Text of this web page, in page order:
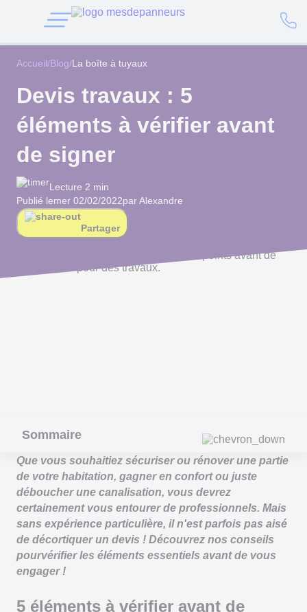
Accueil/Blog/La boîte à tuyaux
Devis travaux : 5
éléments à vérifier avant
de signer
Lecture 2 min
Publié lemer 02/02/2022par Alexandre
Partager
Sommaire
Que vous souhaitiez sécuriser ou rénover une partie
de votre habitation, gagner en confort ou juste
déboucher une canalisation, vous devrez
certainement vous entourer de professionnels. Mais
sans expérience particulière, il n'est parfois pas aisé
de décortiquer un devis ! Découvrez nos conseils
pourvérifier les éléments essentiels avant de vous
engager !
5 éléments à vérifier avant de